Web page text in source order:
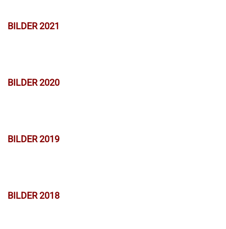
BILDER 2021
BILDER 2020
BILDER 2019
BILDER 2018